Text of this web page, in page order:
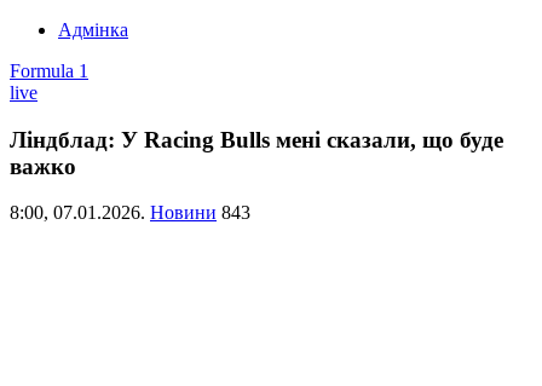
Адмінка
Formula 1
live
Ліндблад: У Racing Bulls мені сказали, що буде
важко
8:00, 07.01.2026. Новини 843